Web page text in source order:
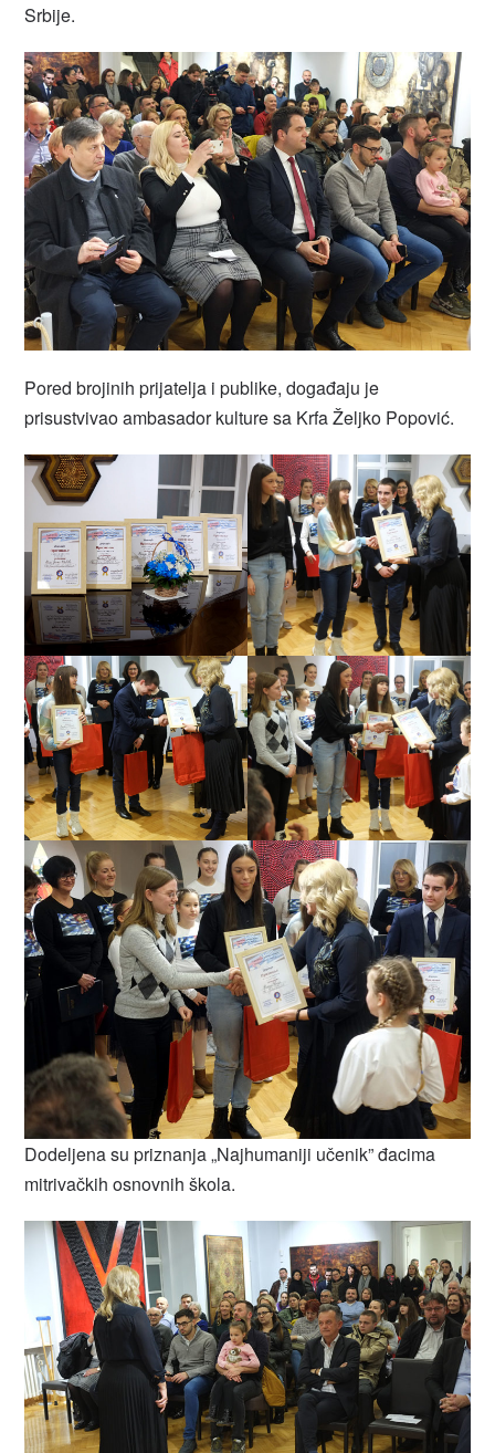
Srbije.
Pored brojinih prijatelja i publike, događaju je
prisustvivao ambasador kulture sa Krfa Željko Popović.
Dodeljena su priznanja „Najhumaniji učenik” đacima
mitrivačkih osnovnih škola.